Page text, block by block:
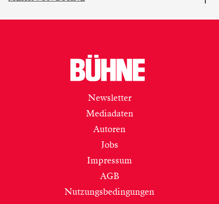
Newsletter
Mediadaten
Autoren
Jobs
Impressum
AGB
Nutzungsbedingungen